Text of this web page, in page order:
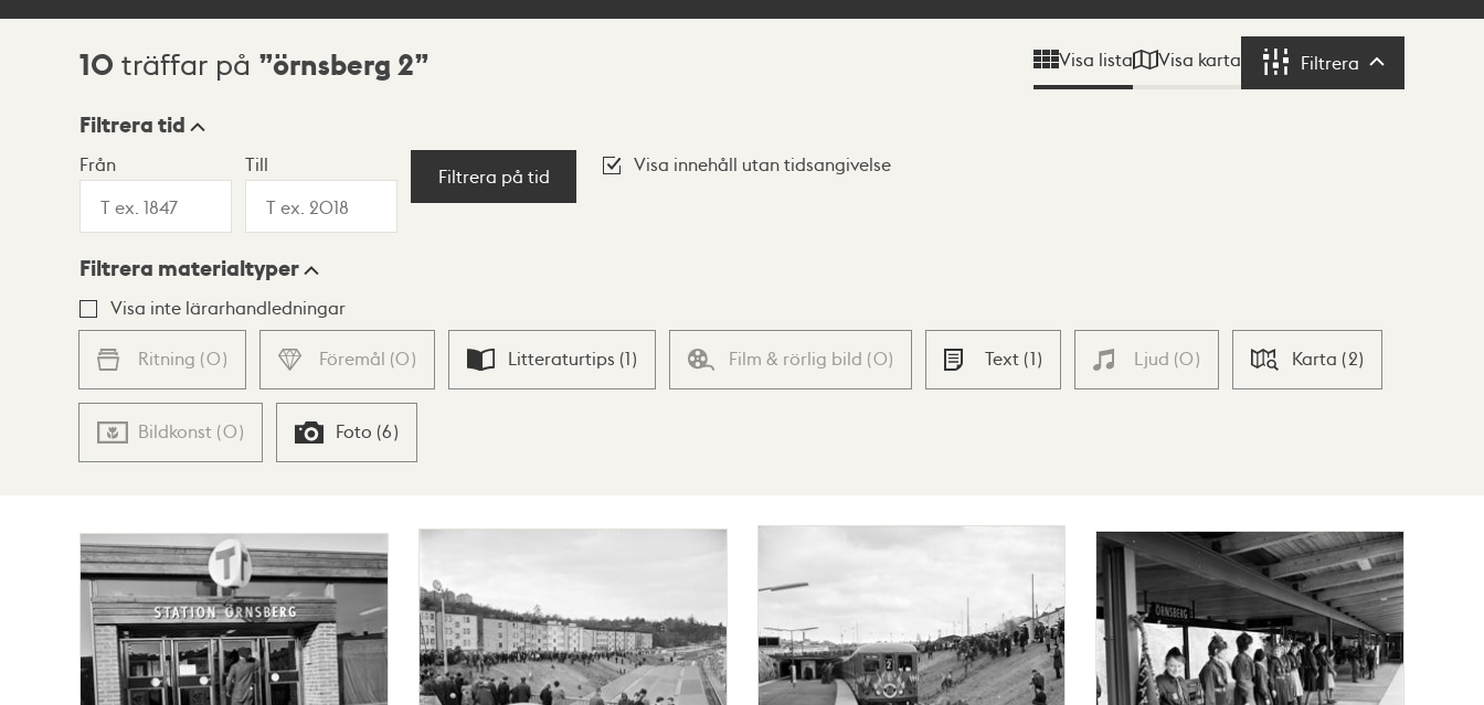
Sökresultat
10 träffar på örnsberg 2 Visa lista Visa karta Filtrera Filtrera
Visningsläge
Lista Karta
Filtrera tid
Från Till
Filtrera på tid
Visa innehåll utan tidsangivelse
Filtrera materialtyper
Visa inte lärarhandledningar
Ritning (0) Föremål (0) Litteraturtips (1) Film & rörlig bild (0) Text (1) Ljud (0) Karta (2)
Bildkonst (0) Foto (6)